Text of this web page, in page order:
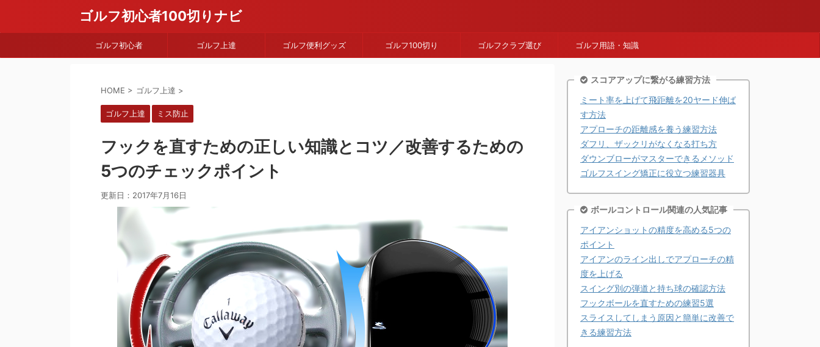
ゴルフ初心者100切りナビ
ゴルフ初心者 ゴルフ上達 ゴルフ便利グッズ ゴルフ100切り ゴルフクラブ選び ゴルフ用語・知識
HOME > ゴルフ上達 >
ゴルフ上達 ミス防止
フックを直すための正しい知識とコツ／改善するための
5つのチェックポイント
更新日： 2017年7月16日
スコアアップに繋がる練習方法
ミート率を上げて飛距離を20ヤード伸ば
す方法
アプローチの距離感を養う練習方法
ダフリ、ザックリがなくなる打ち方
ダウンブローがマスターできるメソッド
ゴルフスイング矯正に役立つ練習器具
ボールコントロール関連の人気記事
アイアンショットの精度を高める5つの
ポイント
アイアンのライン出しでアプローチの精
度を上げる
スイング別の弾道と持ち球の確認方法
フックボールを直すための練習5選
スライスしてしまう原因と簡単に改善で
きる練習方法